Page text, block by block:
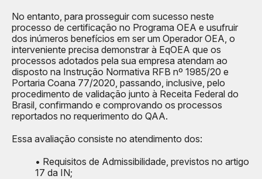
No entanto, para prosseguir com sucesso neste
processo de certificação no Programa OEA e usufruir
dos inúmeros benefícios em ser um Operador OEA, o
interveniente precisa demonstrar à EqOEA que os
processos adotados pela sua empresa atendam ao
disposto na Instrução Normativa RFB nº 1985/20 e
Portaria Coana 77/2020, passando, inclusive, pelo
procedimento de validação junto à Receita Federal do
Brasil, confirmando e comprovando os processos
reportados no requerimento do QAA.
Essa avaliação consiste no atendimento dos:
• Requisitos de Admissibilidade, previstos no artigo
17 da IN;